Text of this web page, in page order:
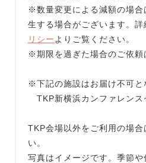
※数量変更による減額の場合
生する場合がございます。詳
リシー よりご覧ください。
※期限を過ぎた場合のご依頼
※下記の施設はお届け不可と
TKP新横浜カンファレンス
TKP会場以外をご利用の場合
い。
写真はイメージです。季節